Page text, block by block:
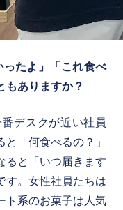
たよ」「これ食べ
もありますか？
デスクが近い社員
「何食べるの？」
ると「いつ届きます
す。女性社員たちは
ト系のお菓子は人気